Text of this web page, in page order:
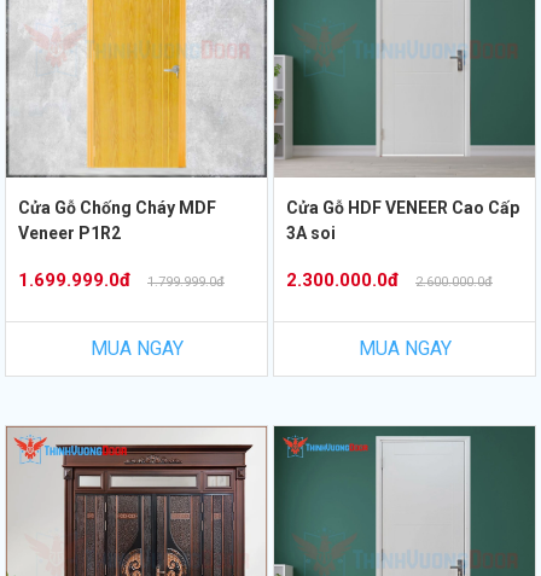
Cửa Gỗ Chống Cháy MDF
Veneer P1R2
1.699.999.0đ 1.799.999.0đ
MUA NGAY
Cửa Gỗ HDF VENEER Cao Cấp
3A soi
2.300.000.0đ 2.600.000.0đ
MUA NGAY